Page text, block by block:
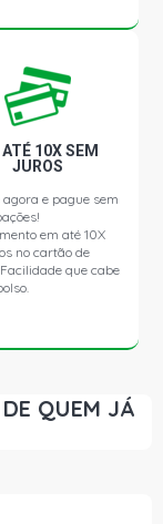
ATÉ 10X SEM
JUROS
agora e pague sem
em até 10X
no cartão de
que cabe
QUEM JÁ